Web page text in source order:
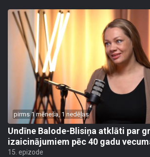
pirms 1 mēneša, 1 nedēļas
Undīne Balode-Blisiņa atklāti par
izaicinājumiem pēc 40 gadu
15. epizode